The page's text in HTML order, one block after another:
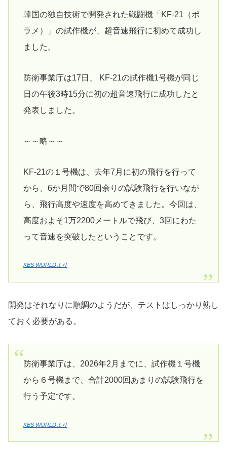
韓国の独自技術で開発された戦闘機「KF-21（ポ
ラメ）」の試作機が、超音速飛行に初めて成功し
ました。
防衛事業庁は17日、 KF-21の試作機1号機が同じ
日の午後3時15分に初の超音速飛行に成功したと
発表しました。
～～略～～
KF-21の１号機は、去年7月に初の飛行を行って
から、6か月間で80回余りの試験飛行を行いなが
ら、飛行高度や速度を高めてきました。今回は、
高度およそ1万2200メートルで飛び、3回にわた
って音速を突破したということです。
KBS WORLDより
開発はそれなりに順調のようだが、テストはしっかり熟し
ておく必要がある。
防衛事業庁は、2026年2月までに、試作機１号機
から６号機まで、合計2000回あまりの試験飛行を
行う予定です。
KBS WORLDより